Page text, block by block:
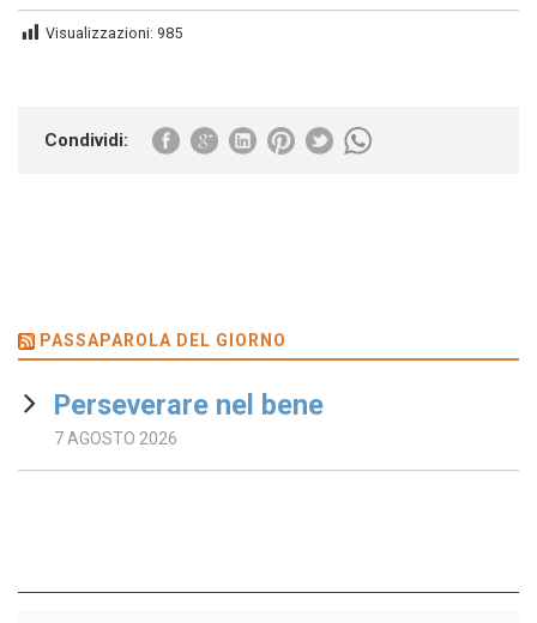
Visualizzazioni: 985
Condividi:
PASSAPAROLA DEL GIORNO
Perseverare nel bene
7 AGOSTO 2026